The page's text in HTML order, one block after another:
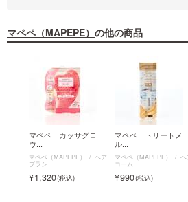
マペペ（MAPEPE） の他の商品
マペペ カッサグロ
ウ...
マペペ（MAPEPE） ヘア
ブラシ
1,320
マペペ トリートメ
ル...
マペペ（MAPEPE） ヘ
コーム
990